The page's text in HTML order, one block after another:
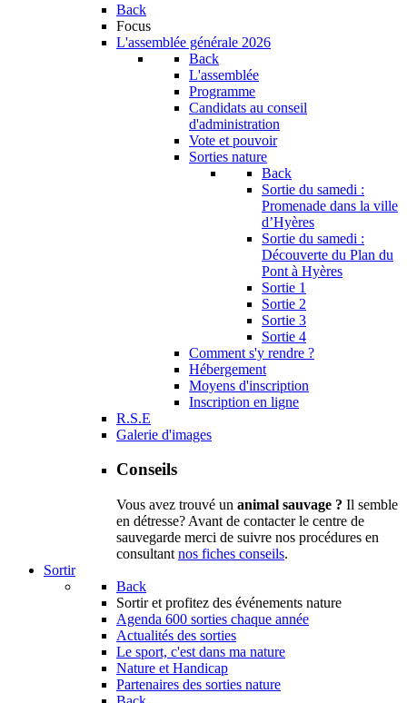
Back
Focus
L'assemblée générale 2026
Back
L'assemblée
Programme
Candidats au conseil
d'administration
Vote et pouvoir
Sorties nature
Back
Sortie du samedi :
Promenade dans la ville
d’Hyères
Sortie du samedi :
Découverte du Plan du
Pont à Hyères
Sortie 1
Sortie 2
Sortie 3
Sortie 4
Comment s'y rendre ?
Hébergement
Moyens d'inscription
Inscription en ligne
R.S.E
Galerie d'images
Conseils
Vous avez trouvé un animal sauvage ? Il semble
en détresse? Avant de contacter le centre de
sauvegarde merci de suivre nos procédures en
consultant nos fiches conseils.
Sortir
Back
Sortir et profitez des événements nature
Agenda 600 sorties chaque année
Actualités des sorties
Le sport, c'est dans ma nature
Nature et Handicap
Partenaires des sorties nature